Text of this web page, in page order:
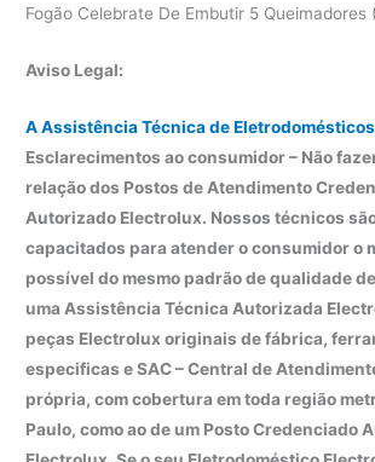
Fogão Celebrate De Embutir 5 Queimadores
Aviso Legal:
A Assistência Técnica de
Esclarecimentos ao consumidor – Não
relação dos Postos de Atendimento
Autorizado Electrolux. Nossos técnicos
capacitados para atender o consumidor o
possível do mesmo padrão de qualidade
uma Assistência Técnica Autorizada
peças Electrolux originais de fábrica,
especificas e SAC – Central de
própria, com cobertura em toda região
Paulo, como ao de um Posto Credenciado